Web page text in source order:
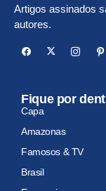
Artigos assinados
autores.
Fique por
Capa
Amazonas
Famosos & TV
Brasil